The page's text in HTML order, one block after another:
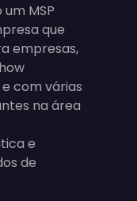
MSP
que
empresas,
com várias
na área
e
de